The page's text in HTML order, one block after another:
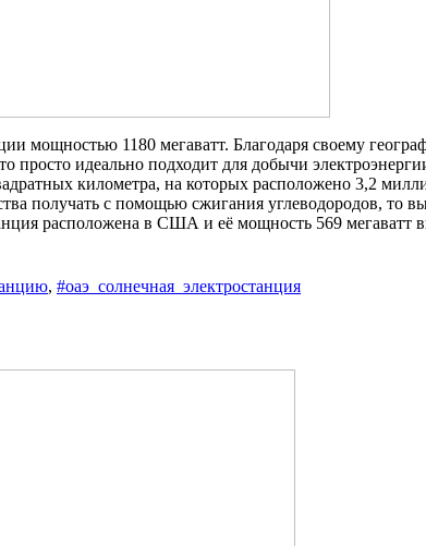
мощностью 1180 мегаватт. Благодаря своему
идеально подходит для добычи
километра, на которых расположено 3,2
получать с помощью сжигания углеводородов, то
расположена в США и её мощность 569 мегаватт
, #оаэ_солнечная_электростанция